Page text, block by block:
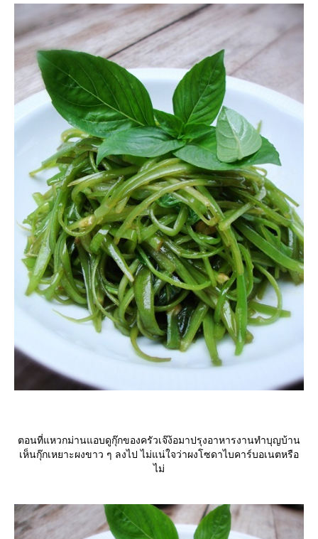
ตอนที่แหวกม่านแอบดูกุ๊กของครัวเจ๊ง้อมาปรุงอาหารงานทำบุญบ้าน
เห็นกุ๊กเหยาะผงขาว ๆ ลงไป ไม่แน่ใจว่าผงโซดาไบคาร์บอเนตหรือ
ไม่